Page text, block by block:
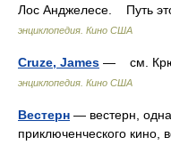
Лос Анджелесе. Путь
энциклопедия. Кино США
Cruze, James — см.
энциклопедия. Кино США
Вестерн — вестерн,
приключенческого